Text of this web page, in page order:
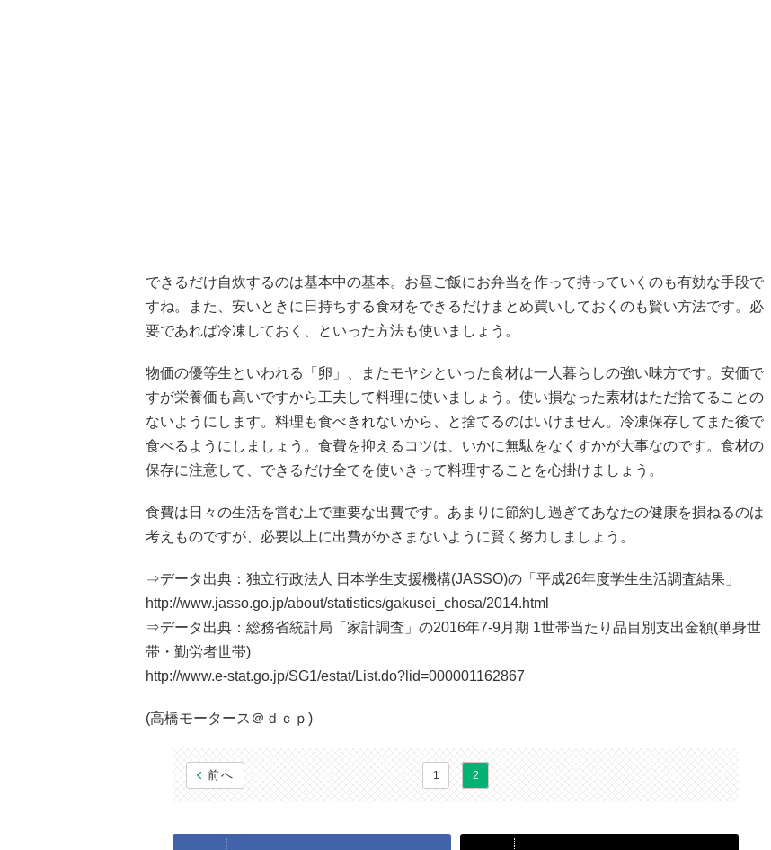
できるだけ自炊するのは基本中の基本。お昼ご飯にお弁当を作って持っていくのも有効な手段で
すね。また、安いときに日持ちする食材をできるだけまとめ買いしておくのも賢い方法です。必
要であれば冷凍しておく、といった方法も使いましょう。
物価の優等生といわれる「卵」、またモヤシといった食材は一人暮らしの強い味方です。安価で
すが栄養価も高いですから工夫して料理に使いましょう。使い損なった素材はただ捨てることの
ないようにします。料理も食べきれないから、と捨てるのはいけません。冷凍保存してまた後で
食べるようにしましょう。食費を抑えるコツは、いかに無駄をなくすかが大事なのです。食材の
保存に注意して、できるだけ全てを使いきって料理することを心掛けましょう。
食費は日々の生活を営む上で重要な出費です。あまりに節約し過ぎてあなたの健康を損ねるのは
考えものですが、必要以上に出費がかさまないように賢く努力しましょう。
⇒データ出典：独立行政法人 日本学生支援機構(JASSO)の「平成26年度学生生活調査結果」
http://www.jasso.go.jp/about/statistics/gakusei_chosa/2014.html
⇒データ出典：総務省統計局「家計調査」の2016年7-9月期 1世帯当たり品目別支出金額(単身世
帯・勤労者世帯)
http://www.e-stat.go.jp/SG1/estat/List.do?lid=000001162867
(高橋モータース＠ｄｃｐ)
前へ 1 2